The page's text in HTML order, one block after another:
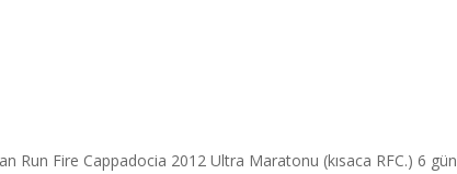
Run Fire Cappadocia 2012 Ultra Maratonu (kısaca RFC.) 6 gün